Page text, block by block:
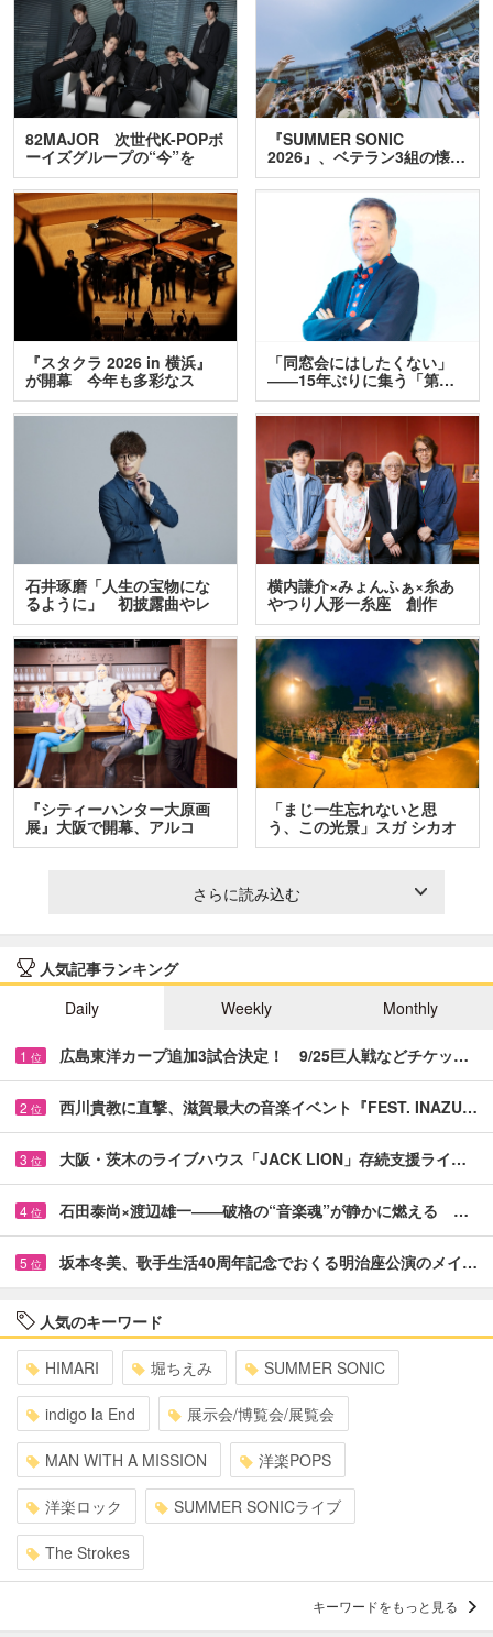
82MAJOR 次世代K-POPボ
ーイズグループの“今”を
訊…
『SUMMER SONIC
2026』、ベテラン3組の懐…
『スタクラ 2026 in 横浜』
が開幕 今年も多彩なス
テ…
「同窓会にはしたくない」
――15年ぶりに集う「第…
石井琢磨「人生の宝物にな
るように」 初披露曲やレ
ア…
横内謙介×みょんふぁ×糸あ
やつり人形一糸座 創作
人…
『シティーハンター大原画
展』大阪で開幕、アルコ
＆…
「まじ一生忘れないと思
う、この光景」スガ シカオ
と…
さらに読み込む
人気記事ランキング
Daily
Weekly Monthly
1 位 広島東洋カープ追加3試合決定！ 9/25巨人戦などチケッ…
2 位 西川貴教に直撃、滋賀最大の音楽イベント『FEST. INAZU…
3 位 大阪・茨木のライブハウス「JACK LION」存続支援ライ…
4 位 石田泰尚×渡辺雄一――破格の“音楽魂”が静かに燃える …
5 位 坂本冬美、歌手生活40周年記念でおくる明治座公演のメイ…
人気のキーワード
HIMARI 堀ちえみ SUMMER SONIC
indigo la End 展示会/博覧会/展覧会
MAN WITH A MISSION 洋楽POPS
洋楽ロック SUMMER SONICライブ
The Strokes
キーワードをもっと見る